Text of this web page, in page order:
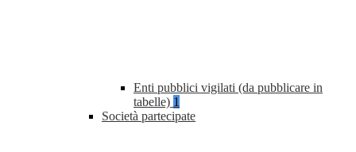
Enti pubblici vigilati (da pubblicare in
tabelle) 1
Società partecipate